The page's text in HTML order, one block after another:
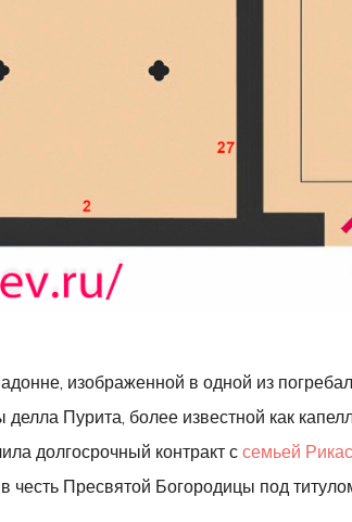
изображенной в одной из
Пурита, более известной как
долгосрочный контракт с семьей
честь Пресвятой Богородицы под